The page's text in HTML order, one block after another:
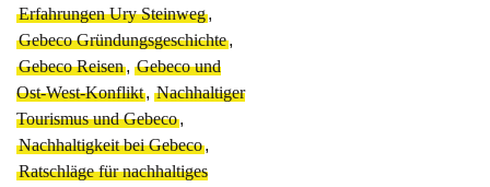
Erfahrungen Ury Steinweg,
Gebeco Gründungsgeschichte,
Gebeco Reisen, Gebeco und
Ost-West-Konflikt, Nachhaltiger
Tourismus und Gebeco,
Nachhaltigkeit bei Gebeco,
Ratschläge für nachhaltiges